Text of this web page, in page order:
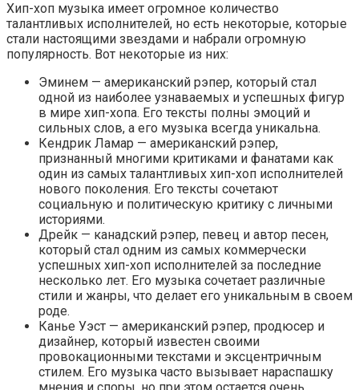
Хип-хоп музыка имеет огромное количество
талантливых исполнителей, но есть некоторые, которые
стали настоящими звездами и набрали огромную
популярность. Вот некоторые из них:
Эминем — американский рэпер, который стал
одной из наиболее узнаваемых и успешных фигур
в мире хип-хопа. Его тексты полны эмоций и
сильных слов, а его музыка всегда уникальна.
Кендрик Ламар — американский рэпер,
признанный многими критиками и фанатами как
один из самых талантливых хип-хоп исполнителей
нового поколения. Его тексты сочетают
социальную и политическую критику с личными
историями.
Дрейк — канадский рэпер, певец и автор песен,
который стал одним из самых коммерчески
успешных хип-хоп исполнителей за последние
несколько лет. Его музыка сочетает различные
стили и жанры, что делает его уникальным в своем
роде.
Канье Уэст — американский рэпер, продюсер и
дизайнер, который известен своими
провокационными текстами и эксцентричным
стилем. Его музыка часто вызывает нараспашку